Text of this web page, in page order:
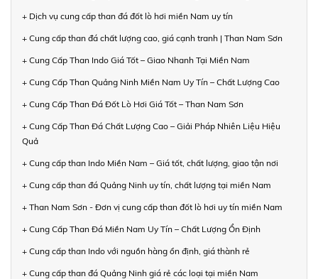
+ Dịch vụ cung cấp than đá đốt lò hơi miền Nam uy tín
+ Cung cấp than đá chất lượng cao, giá cạnh tranh | Than Nam Sơn
+ Cung Cấp Than Indo Giá Tốt – Giao Nhanh Tại Miền Nam
+ Cung Cấp Than Quảng Ninh Miền Nam Uy Tín – Chất Lượng Cao
+ Cung Cấp Than Đá Đốt Lò Hơi Giá Tốt – Than Nam Sơn
+ Cung Cấp Than Đá Chất Lượng Cao – Giải Pháp Nhiên Liệu Hiệu
Quả
+ Cung cấp than Indo Miền Nam – Giá tốt, chất lượng, giao tận nơi
+ Cung cấp than đá Quảng Ninh uy tín, chất lượng tại miền Nam
+ Than Nam Sơn - Đơn vị cung cấp than đốt lò hơi uy tín miền Nam
+ Cung Cấp Than Đá Miền Nam Uy Tín – Chất Lượng Ổn Định
+ Cung cấp than Indo với nguồn hàng ổn định, giá thành rẻ
+ Cung cấp than đá Quảng Ninh giá rẻ các loại tại miền Nam